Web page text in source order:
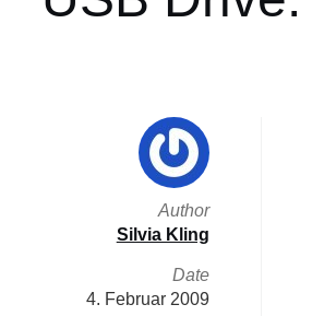
Author
Silvia Kling
Date
4. Februar 2009